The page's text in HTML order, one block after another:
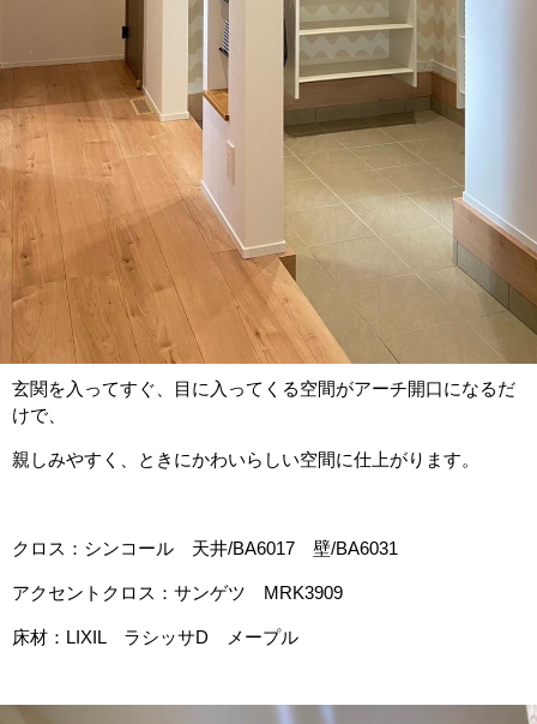
玄関を入ってすぐ、目に入ってくる空間がアーチ開口になるだ
けで、
親しみやすく、ときにかわいらしい空間に仕上がります。
クロス：シンコール 天井/BA6017 壁/BA6031
アクセントクロス：サンゲツ MRK3909
床材：LIXIL ラシッサD メープル